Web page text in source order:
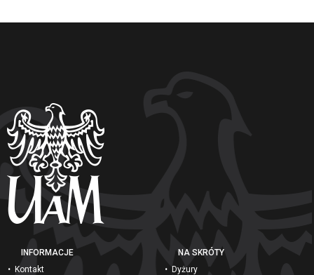
INFORMACJE
Kontakt
NA SKRÓTY
Dyżury